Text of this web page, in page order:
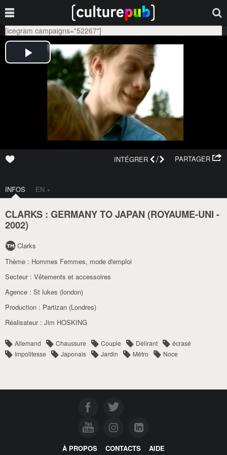
[icegram campaigns="52267"]
PARTAGER
INTÉGRER /
INFOS EN +
CLARKS : GERMANY TO JAPAN (ROYAUME-UNI -
2002)
Clarks
Thème : Hommes Femmes, mode d'emploi
Secteur : Vêtements et accessoires
Agence : St lukes (london)
Production : Partizan (Londres)
Réalisateur : Jim HOSKING
Allemand Chaussure Couple Délirant
écrasé
Impolitesse
Japonais Jardin Métro Noce
À PROPOS CONTACTS AIDE